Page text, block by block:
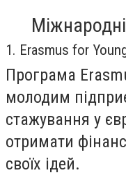
1. Erasmus for
Програма
молодим
стажування у
отримати
своїх ідей.